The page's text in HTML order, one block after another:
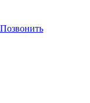
Позвонить